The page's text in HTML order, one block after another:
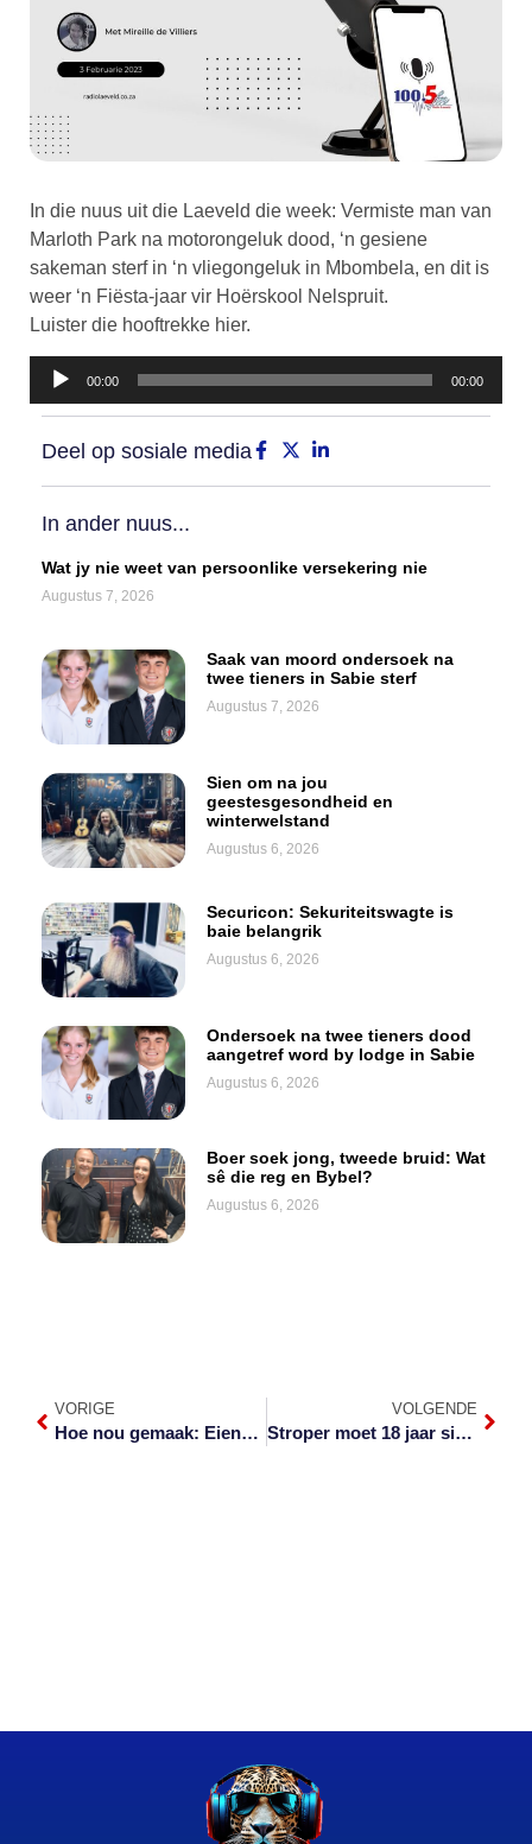
In die nuus uit die Laeveld die week: Vermiste man van
Marloth Park na motorongeluk dood, ‘n gesiene
sakeman sterf in ‘n vliegongeluk in Mbombela, en dit is
weer ‘n Fiësta-jaar vir Hoërskool Nelspruit.
Luister die hooftrekke hier.
Klankspeler
00:00 00:00
Deel op sosiale media
In ander nuus...
Wat jy nie weet van persoonlike versekering nie
Augustus 7, 2026
Saak van moord ondersoek na
twee tieners in Sabie sterf
Augustus 7, 2026
Sien om na jou
geestesgesondheid en
winterwelstand
Augustus 6, 2026
Securicon: Sekuriteitswagte is
baie belangrik
Augustus 6, 2026
Ondersoek na twee tieners dood
aangetref word by lodge in Sabie
Augustus 6, 2026
Boer soek jong, tweede bruid: Wat
sê die reg en Bybel?
Augustus 6, 2026
VORIGE
Hoe nou gemaak: Eiendomsagente bly só veilig
VOLGENDE
Stroper moet 18 jaar sit weens twee renosterhorings